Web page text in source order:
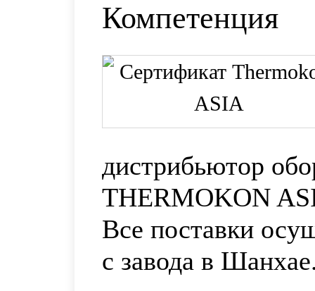
Компетенция
дистрибьютор
THERMOKON
Все поставки
с завода в